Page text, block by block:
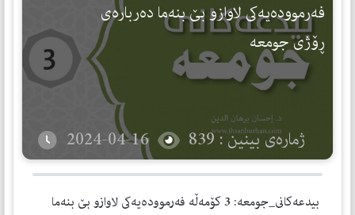
فه‌رمووده‌يه‌كى لاوازو بێ بنه‌ما ده‌رباره‌ى
ڕۆژى جومعه
ژمارەی بینین : 839 2024-04-16
بيدعه‌كانى_جومعه: 3 كۆمه‌ڵه‌ فه‌رمووده‌يه‌كى لاوازو بێ بنه‌ما